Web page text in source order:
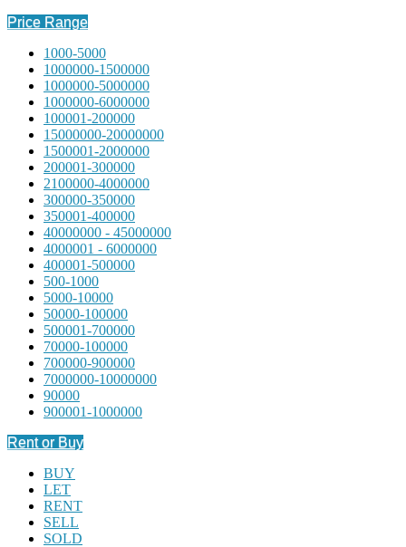
Price Range
1000-5000
1000000-1500000
1000000-5000000
1000000-6000000
100001-200000
15000000-20000000
1500001-2000000
200001-300000
2100000-4000000
300000-350000
350001-400000
40000000 - 45000000
4000001 - 6000000
400001-500000
500-1000
5000-10000
50000-100000
500001-700000
70000-100000
700000-900000
7000000-10000000
90000
900001-1000000
Rent or Buy
BUY
LET
RENT
SELL
SOLD